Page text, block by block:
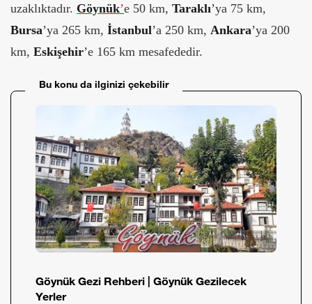
uzaklıktadır. Göynük’e 50 km, Taraklı’ya 75 km,
Bursa’ya 265 km, İstanbul’a 250 km, Ankara’ya 200
km, Eskişehir’e 165 km mesafededir.
Bu konu da ilginizi çekebilir
Göynük Gezi Rehberi | Göynük Gezilecek
Yerler